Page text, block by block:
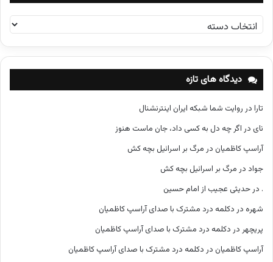
د
س
ت
ه‌
ه
دیدگاه های تازه
تارا در روایت شما شبکه ایران اینترنشنال
نای در اگر چه دل به کسی داد، جان ماست هنوز
آراسپ کاظمیان در مرگ بر اسرائیل بچه کش
جواد در مرگ بر اسرائیل بچه کش
. در حدیثی عجیب از امام حسین
شهره در دکلمه درد مشترک با صدای آراسپ کاظمیان
پریچهر در دکلمه درد مشترک با صدای آراسپ کاظمیان
آراسپ کاظمیان در دکلمه درد مشترک با صدای آراسپ کاظمیان